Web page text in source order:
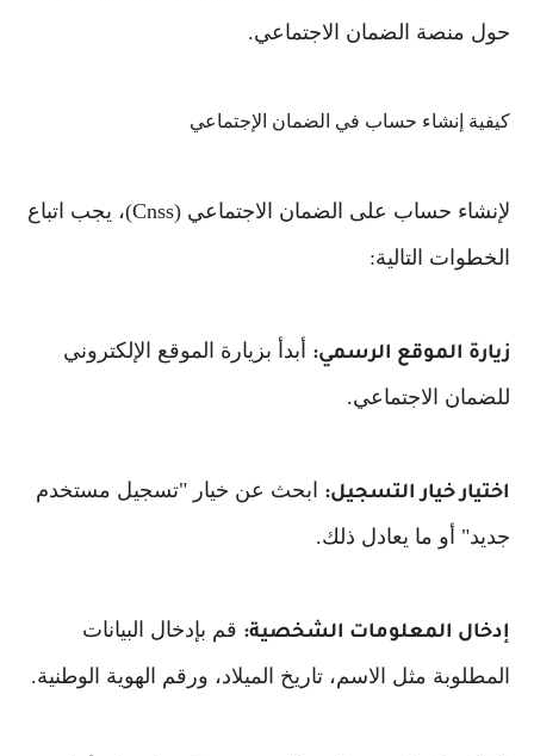
حول منصة الضمان الاجتماعي.
كيفية إنشاء حساب في الضمان الإجتماعي
لإنشاء حساب على الضمان الاجتماعي (Cnss)، يجب اتباع
الخطوات التالية:
زيارة الموقع الرسمي:
أبدأ بزيارة الموقع الإلكتروني
للضمان الاجتماعي.
اختيار خيار التسجيل:
ابحث عن خيار "تسجيل مستخدم
جديد" أو ما يعادل ذلك.
إدخال المعلومات الشخصية: قم بإدخال البيانات
المطلوبة مثل الاسم، تاريخ الميلاد، ورقم الهوية الوطنية.